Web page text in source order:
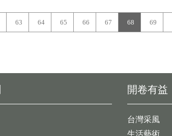
63 64 65 66 67 68 69
開卷有益
台灣采風
生活藝術